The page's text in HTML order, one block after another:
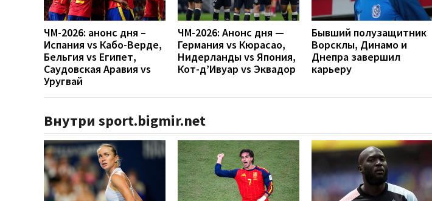
ЧМ-2026: анонс дня –
Испания vs Кабо-Верде,
Бельгия vs Египет,
Саудовская Аравия vs
Уругвай
ЧМ-2026: Анонс дня —
Германия vs Кюрасао,
Нидерланды vs Япония,
Кот-д’Ивуар vs Эквадор
Бывший полузащитник
Ворсклы, Динамо и
Днепра завершил
карьеру
Внутри sport.bigmir.net